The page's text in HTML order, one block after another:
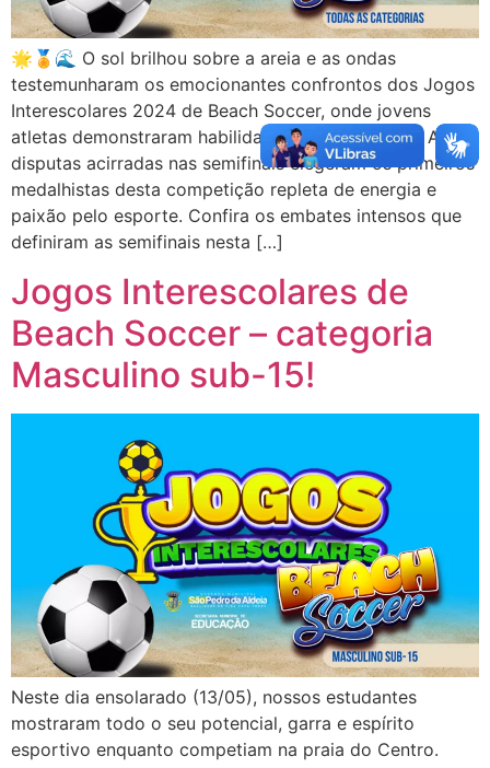
🌟🏅🌊 O sol brilhou sobre a areia e as ondas
testemunharam os emocionantes confrontos dos Jogos
Interescolares 2024 de Beach Soccer, onde jovens
atletas demonstraram habilidade e determinação. As
disputas acirradas nas semifinais elegeram os primeiros
medalhistas desta competição repleta de energia e
paixão pelo esporte. Confira os embates intensos que
definiram as semifinais nesta […]
Jogos Interescolares de
Beach Soccer – categoria
Masculino sub-15!
Neste dia ensolarado (13/05), nossos estudantes
mostraram todo o seu potencial, garra e espírito
esportivo enquanto competiam na praia do Centro.